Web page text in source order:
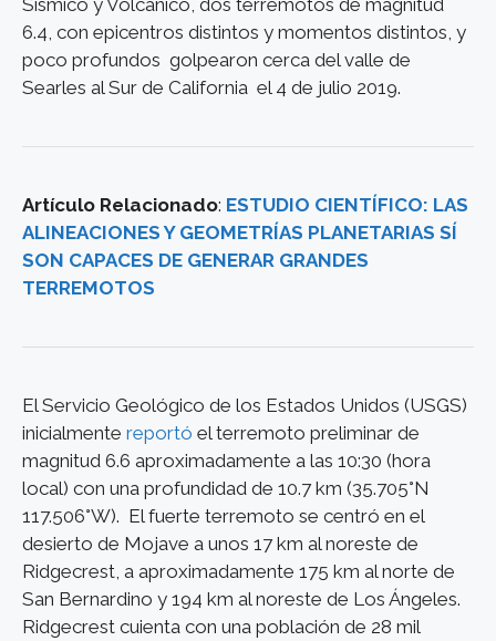
6.4, con epicentros distintos y momentos distintos, y
poco profundos golpearon cerca del valle de
Searles al Sur de California el 4 de julio 2019.
Artículo Relacionado: ESTUDIO CIENTÍFICO: LAS
ALINEACIONES Y GEOMETRÍAS PLANETARIAS SÍ
SON CAPACES DE GENERAR GRANDES
TERREMOTOS
El Servicio Geológico de los Estados Unidos (USGS)
inicialmente reportó el terremoto preliminar de
magnitud 6.6 aproximadamente a las 10:30 (hora
local) con una profundidad de 10.7 km (35.705°N
117.506°W). El fuerte terremoto se centró en el
desierto de Mojave a unos 17 km al noreste de
Ridgecrest, a aproximadamente 175 km al norte de
San Bernardino y 194 km al noreste de Los Ángeles.
Ridgecrest cuienta con una población de 28 mil